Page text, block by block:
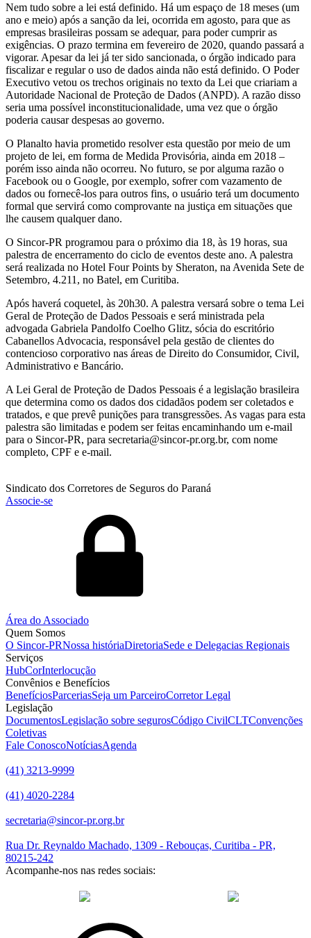
Nem tudo sobre a lei está definido. Há um espaço de 18 meses (um
ano e meio) após a sanção da lei, ocorrida em agosto, para que as
empresas brasileiras possam se adequar, para poder cumprir as
exigências. O prazo termina em fevereiro de 2020, quando passará a
vigorar. Apesar da lei já ter sido sancionada, o órgão indicado para
fiscalizar e regular o uso de dados ainda não está definido. O Poder
Executivo vetou os trechos originais no texto da Lei que criariam a
Autoridade Nacional de Proteção de Dados (ANPD). A razão disso
seria uma possível inconstitucionalidade, uma vez que o órgão
poderia causar despesas ao governo.
O Planalto havia prometido resolver esta questão por meio de um
projeto de lei, em forma de Medida Provisória, ainda em 2018 –
porém isso ainda não ocorreu. No futuro, se por alguma razão o
Facebook ou o Google, por exemplo, sofrer com vazamento de
dados ou fornecê-los para outros fins, o usuário terá um documento
formal que servirá como comprovante na justiça em situações que
lhe causem qualquer dano.
O Sincor-PR programou para o próximo dia 18, às 19 horas, sua
palestra de encerramento do ciclo de eventos deste ano. A palestra
será realizada no Hotel Four Points by Sheraton, na Avenida Sete de
Setembro, 4.211, no Batel, em Curitiba.
Após haverá coquetel, às 20h30. A palestra versará sobre o tema Lei
Geral de Proteção de Dados Pessoais e será ministrada pela
advogada Gabriela Pandolfo Coelho Glitz, sócia do escritório
Cabanellos Advocacia, responsável pela gestão de clientes do
contencioso corporativo nas áreas de Direito do Consumidor, Civil,
Administrativo e Bancário.
A Lei Geral de Proteção de Dados Pessoais é a legislação brasileira
que determina como os dados dos cidadãos podem ser coletados e
tratados, e que prevê punições para transgressões. As vagas para esta
palestra são limitadas e podem ser feitas encaminhando um e-mail
para o Sincor-PR, para secretaria@sincor-pr.org.br, com nome
completo, CPF e e-mail.
Sindicato dos Corretores de Seguros do Paraná
Associe-se
Área do Associado
Quem Somos
O Sincor-PRNossa históriaDiretoriaSede e Delegacias Regionais
Serviços
HubCorInterlocução
Convênios e Benefícios
BenefíciosParceriasSeja um ParceiroCorretor Legal
Legislação
DocumentosLegislação sobre segurosCódigo CivilCLTConvenções
Coletivas
Fale ConoscoNotíciasAgenda
(41) 3213-9999
(41) 4020-2284
secretaria@sincor-pr.org.br
Rua Dr. Reynaldo Machado, 1309 - Rebouças, Curitiba - PR,
80215-242
Acompanhe-nos nas redes sociais: